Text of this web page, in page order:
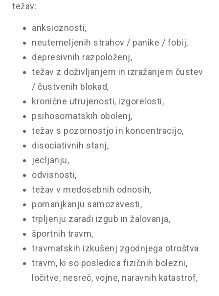
težav:
anksioznosti,
neutemeljenih strahov / panike / fobij,
depresivnih razpoloženj,
težav z doživljanjem in izražanjem čustev
/ čustvenih blokad,
kronične utrujenosti, izgorelosti,
psihosomatskih obolenj,
težav s pozornostjo in koncentracijo,
disociativnih stanj,
jecljanju,
odvisnosti,
težav v medosebnih odnosih,
pomanjkanju samozavesti,
trpljenju zaradi izgub in žalovanja,
športnih travm,
travmatskih izkušenj zgodnjega otroštva
travm, ki so posledica fizičnih bolezni,
ločitve, nesreč, vojne, naravnih katastrof,